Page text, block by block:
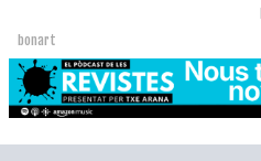
bonart